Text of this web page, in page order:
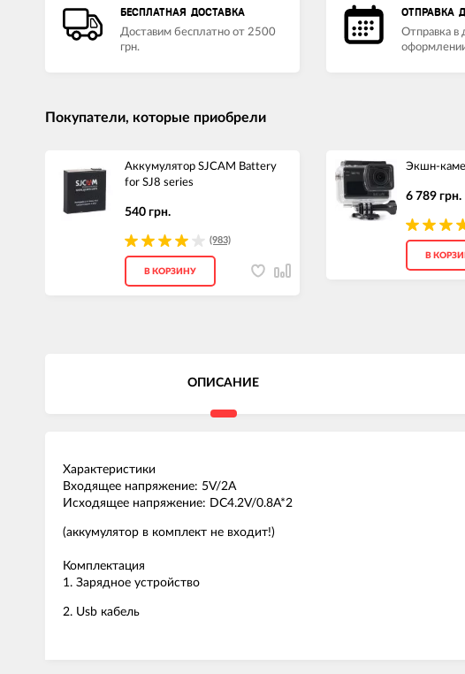
БЕСПЛАТНАЯ ДОСТАВКА
Доставим бесплатно от 2500
грн.
ОТПРАВКА
Отправка в
Покупатели, которые приобрели
Аккумулятор SJCAM Battery
for SJ8 series
540 грн.
(983)
В КОРЗИНУ
Экшн-
6 789 грн.
В
ОПИСАНИЕ
Характеристики
Входящее напряжение: 5V/2A
Исходящее напряжение: DC4.2V/0.8A*2
(аккумулятор в комплект не входит!)
Комплектация
1. Зарядное устройство
2. Usb кабель